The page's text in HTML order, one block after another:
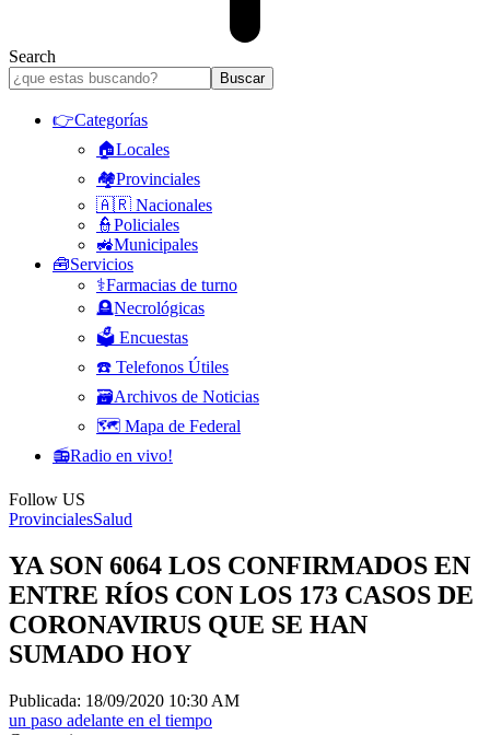
Search
👉Categorías
🏠Locales
🏘️Provinciales
🇦🇷 Nacionales
👮Policiales
🚜Municipales
🧰Servicios
⚕️Farmacias de turno
🪦Necrológicas
🗳️ Encuestas
☎️ Telefonos Útiles
🗃️Archivos de Noticias
🗺️ Mapa de Federal
📻Radio en vivo!
Follow US
ProvincialesSalud
YA SON 6064 LOS CONFIRMADOS EN
ENTRE RÍOS CON LOS 173 CASOS DE
CORONAVIRUS QUE SE HAN
SUMADO HOY
Publicada: 18/09/2020 10:30 AM
un paso adelante en el tiempo